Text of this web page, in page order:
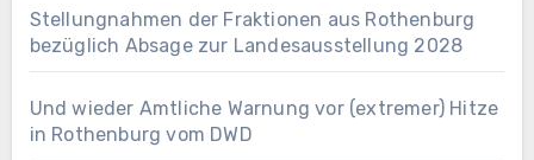
Stellungnahmen der Fraktionen aus Rothenburg
bezüglich Absage zur Landesausstellung 2028
Und wieder Amtliche Warnung vor (extremer) Hitze
in Rothenburg vom DWD